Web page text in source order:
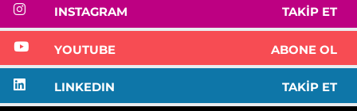
INSTAGRAM TAKIP ET
YOUTUBE ABONE OL
LINKEDIN TAKIP ET